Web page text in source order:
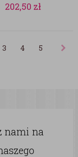
202,50 zł
3 4 5
nami na